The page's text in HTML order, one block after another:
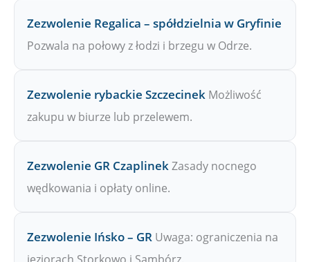
Zezwolenie Regalica – spółdzielnia w Gryfinie
Pozwala na połowy z łodzi i brzegu w Odrze.
Zezwolenie rybackie Szczecinek Możliwość
zakupu w biurze lub przelewem.
Zezwolenie GR Czaplinek Zasady nocnego
wędkowania i opłaty online.
Zezwolenie Ińsko – GR Uwaga: ograniczenia na
jeziorach Storkowo i Sambórz.